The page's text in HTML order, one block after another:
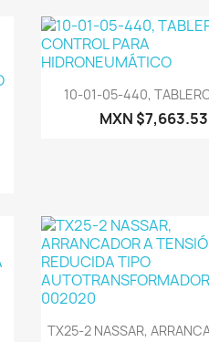
Vista rápida
10-01-05-440,
MXN $7,663.53
Vista rápida
TX25-2 NASSAR,